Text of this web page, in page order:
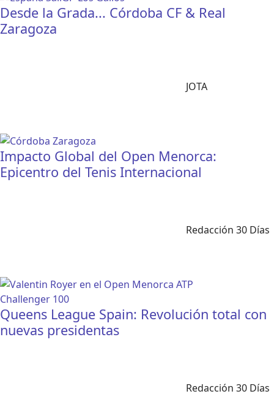
Desde la Grada... Córdoba CF & Real
Zaragoza
JOTA
Impacto Global del Open Menorca:
Epicentro del Tenis Internacional
Redacción 30 Días
Queens League Spain: Revolución total con
nuevas presidentas
Redacción 30 Días